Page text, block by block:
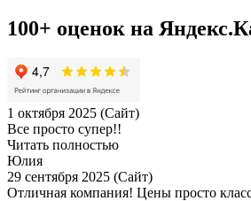
100+ оценок на
1 октября 2025 (Сайт)
Все просто супер!!
Читать полностью
Юлия
29 сентября 2025 (Сайт)
Отличная компания! Цены просто